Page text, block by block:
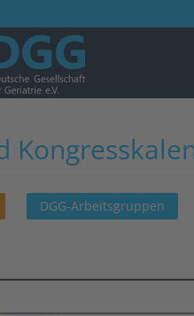
DGG-Arbeitsgruppen